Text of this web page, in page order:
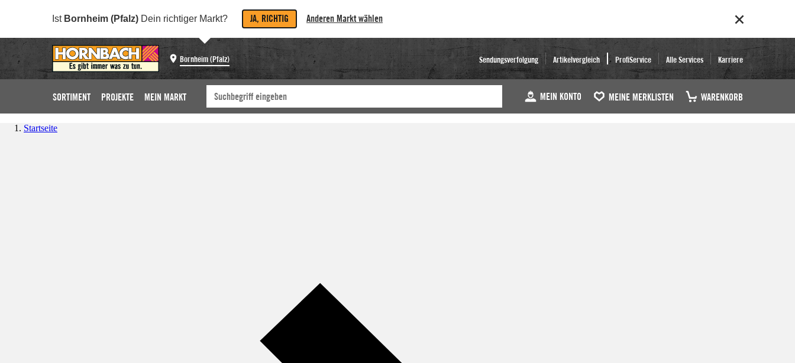
Ist Bornheim (Pfalz) Dein richtiger Markt? JA, RICHTIG Anderen Markt wählen
Bornheim (Pfalz) Sendungsverfolgung Artikelvergleich ProfiService Alle Services Karriere
SORTIMENT PROJEKTE MEIN MARKT MEIN KONTO MEINE MERKLISTEN WARENKORB
Startseite